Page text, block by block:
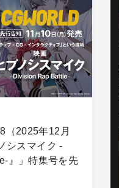
（2025年12月
シスマイク -
』」特集号を先